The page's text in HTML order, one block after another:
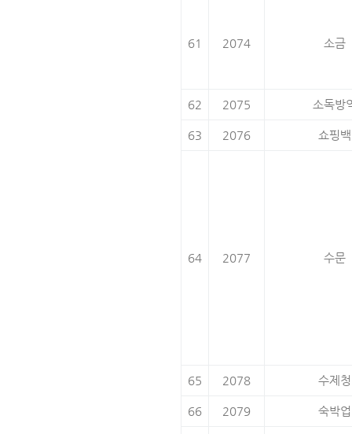
61 2074 소금
62 2075 소독방
63 2076 쇼핑백
64 2077 수문
65 2078 수제청
66 2079 숙박업